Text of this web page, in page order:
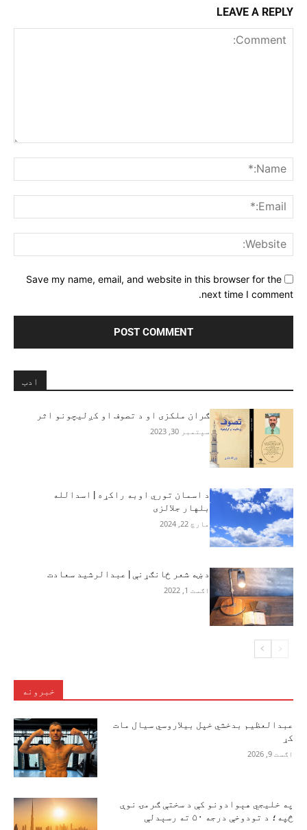
LEAVE A REPLY
Save my name, email, and website in this browser for the
next time I comment.
ادب
ګران ملکزی او د تصوف او كږليچونو اثر
سپتمبر 30, 2023
د اسمان توري اوبه راکړه | اسدالله
بلهار جلالزی
مارچ 22, 2024
د ښه شعر ځانګړنې | عبدالرشید سعادت
اګست 1, 2022
خبرونه
عبدالعظیم بدخشي خپل بیلاروسي سیال مات
کړ
اګست 9, 2026
په خلیجي هېوادونو کې د سختې ګرمۍ نوې
څپه؛ د تودوخې درجه ۵۰ ته رسېدلې